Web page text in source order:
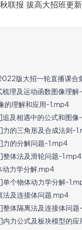
联报 拔高大招班更
版大招一轮直播课合
理及运动函数图像理解
理解和应用~1.mp4
及相遇中的公式和图像
的三角形及合成法则
的分解问题~1.mp4
体法及滑轮问题~1.mp4
力学分解.mp4
个物体动力学分解
及连接体问题.mp4
体隔离法及连接体问题
力公式及板块模型的应